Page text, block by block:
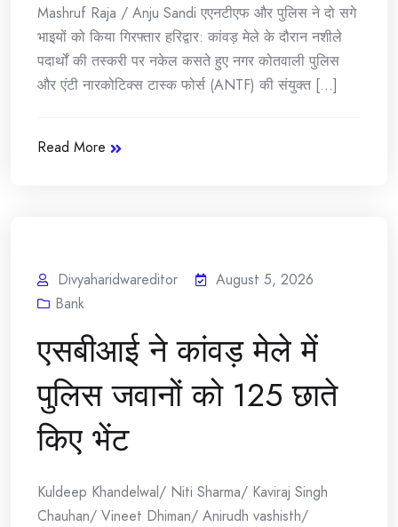
Mashruf Raja / Anju Sandi एएनटीएफ और पुलिस ने दो सगे
भाइयों को किया गिरफ्तार हरिद्वार: कांवड़ मेले के दौरान नशीले
पदार्थों की तस्करी पर नकेल कसते हुए नगर कोतवाली पुलिस
और एंटी नारकोटिक्स टास्क फोर्स (ANTF) की संयुक्त [...]
Read More
Divyaharidwareditor
August 5, 2026
Bank
एसबीआई ने कांवड़ मेले में
पुलिस जवानों को 125 छाते
किए भेंट
Kuldeep Khandelwal/ Niti Sharma/ Kaviraj Singh
Chauhan/ Vineet Dhiman/ Anirudh vashisth/